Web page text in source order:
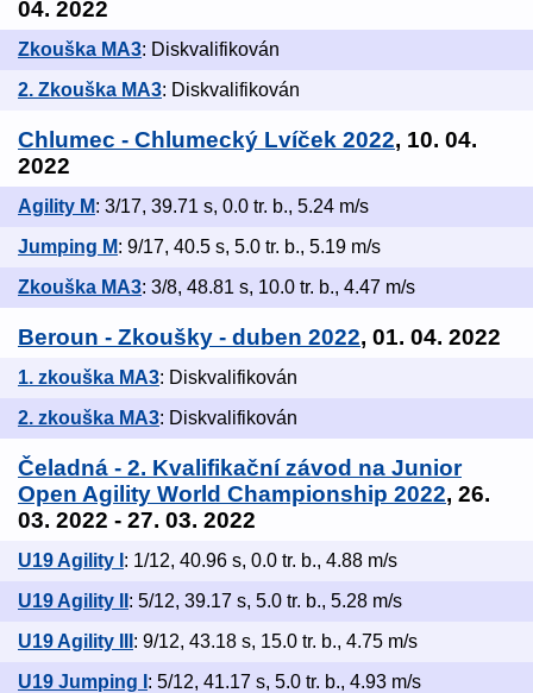
04. 2022
Zkouška MA3: Diskvalifikován
2. Zkouška MA3: Diskvalifikován
Chlumec - Chlumecký Lvíček 2022, 10. 04.
2022
Agility M: 3/17, 39.71 s, 0.0 tr. b., 5.24 m/s
Jumping M: 9/17, 40.5 s, 5.0 tr. b., 5.19 m/s
Zkouška MA3: 3/8, 48.81 s, 10.0 tr. b., 4.47 m/s
Beroun - Zkoušky - duben 2022, 01. 04. 2022
1. zkouška MA3: Diskvalifikován
2. zkouška MA3: Diskvalifikován
Čeladná - 2. Kvalifikační závod na Junior
Open Agility World Championship 2022, 26.
03. 2022 - 27. 03. 2022
U19 Agility I : 1/12, 40.96 s, 0.0 tr. b., 4.88 m/s
U19 Agility II : 5/12, 39.17 s, 5.0 tr. b., 5.28 m/s
U19 Agility III : 9/12, 43.18 s, 15.0 tr. b., 4.75 m/s
U19 Jumping I : 5/12, 41.17 s, 5.0 tr. b., 4.93 m/s